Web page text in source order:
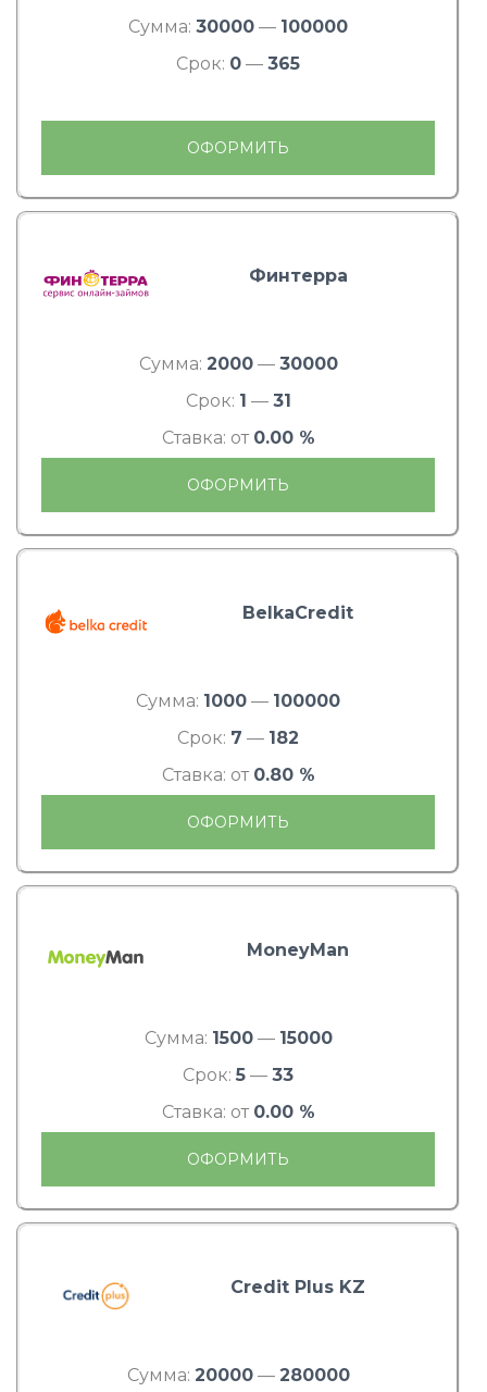
Сумма: 30000 — 100000
Срок: 0 — 365
ОФОРМИТЬ
Финтерра
Сумма: 2000— 30000
Срок: 1 — 31
Ставка: от 0.00 %
ОФОРМИТЬ
BelkaCredit
Сумма: 1000 — 100000
Срок: 7 — 182
Ставка: от 0.80 %
ОФОРМИТЬ
MoneyMan
Сумма: 1500— 15000
Срок: 5 — 33
Ставка: от 0.00 %
ОФОРМИТЬ
Credit Plus KZ
Сумма: 20000— 280000